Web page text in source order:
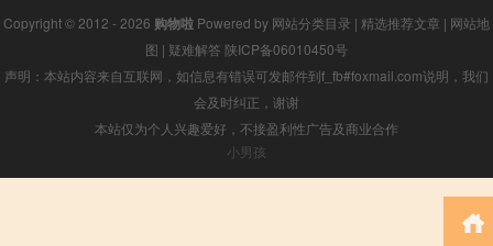
Copyright © 2012 - 2026 购物啦 Powered by 网站分类目录 | 精选推荐文章 | 网站地
图 | 疑难解答 陕ICP备06010450号
声明：本站内容来自互联网，如信息有错误可发邮件到f_fb#foxmail.com说明，我们
会及时纠正，谢谢
本站仅为个人兴趣爱好，不接盈利性广告及商业合作
小男孩